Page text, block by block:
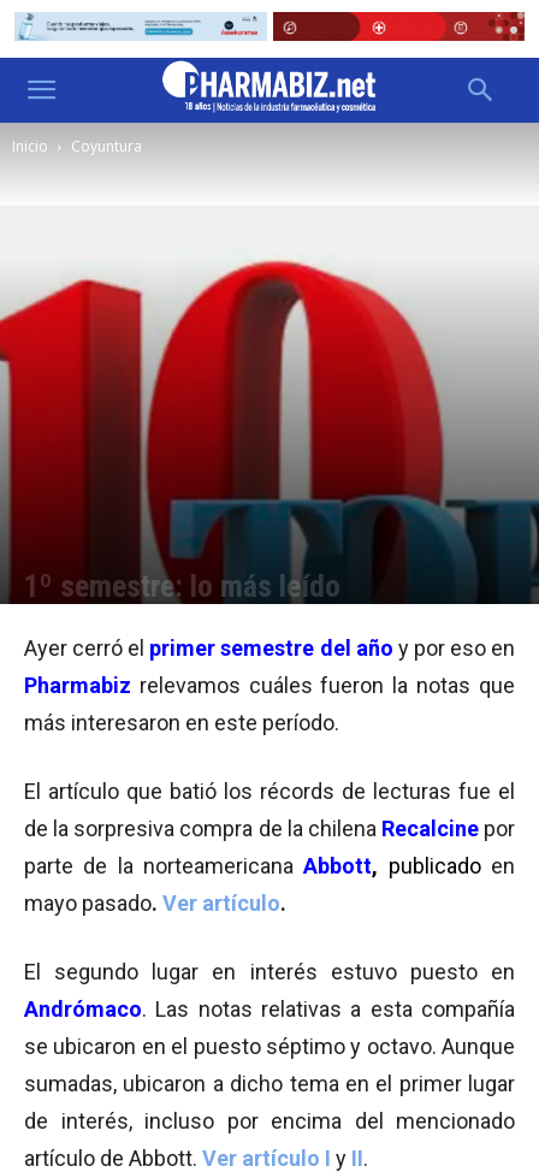
Inicio Coyuntura
1º semestre: lo más leído
Ayer cerró el primer semestre del año y por eso en
Pharmabiz relevamos cuáles fueron la notas que
más interesaron en este período.
El artículo que batió los récords de lecturas fue el
de la sorpresiva compra de la chilena Recalcine por
parte de la norteamericanaAbbott, publicado en
mayo pasado. Ver artículo.
El segundo lugar en interés estuvo puesto en
Andrómaco. Las notas relativas a esta compañía
se ubicaron en el puesto séptimo y octavo. Aunque
sumadas, ubicaron a dicho tema en el primer lugar
de interés, incluso por encima del mencionado
artículo de Abbott. Ver artículo I y II.